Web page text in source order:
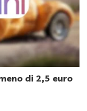
di 2,5 euro